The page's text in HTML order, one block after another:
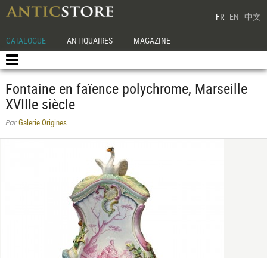
FR EN 中文
CATALOGUE ANTIQUAIRES MAGAZINE
Fontaine en faïence polychrome, Marseille
XVIIIe siècle
ParGalerie Origines